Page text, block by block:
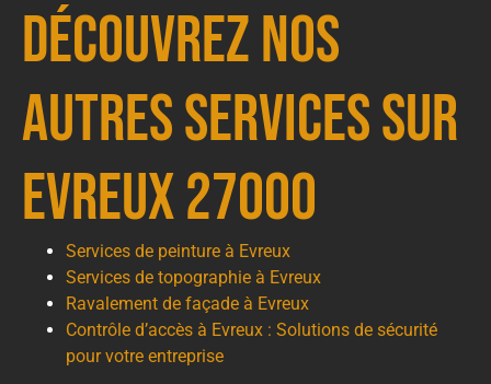
Découvrez nos
autres services sur
Evreux 27000
Services de peinture à Evreux
Services de topographie à Evreux
Ravalement de façade à Evreux
Contrôle d’accès à Evreux : Solutions de sécurité
pour votre entreprise